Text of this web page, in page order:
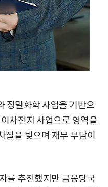
정밀화학 사업을 기반으
차전지 사업으로 영역을
을 빚으며 재무 부담이
를 추진했지만 금융당국